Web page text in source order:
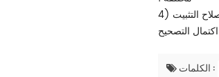
4) إذا كانت المساحة محدودة ولا يمكن تثبيتها بشكل طبيعي ، فيجب اعتبار طريقة التثبيت مستخرجة بواسطة أنبوب الضغط ، ويجب إصلاح التثبيت
الكلمات :